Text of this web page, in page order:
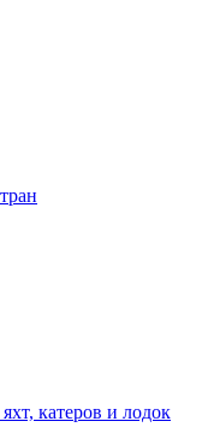
катеров и лодок